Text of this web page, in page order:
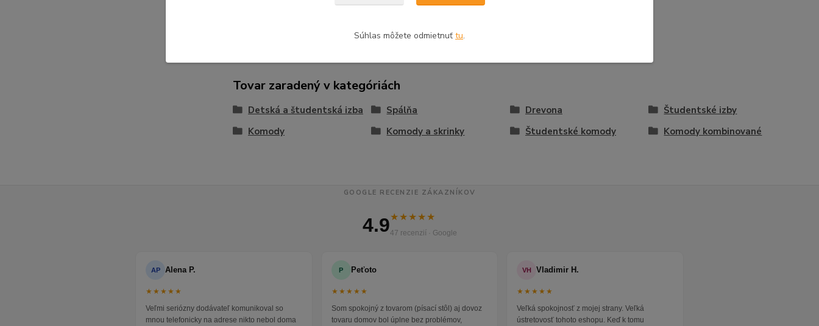
Tovar zaradený v kategóriách
Detská a študentská izba Spálňa Drevona
Študentské izby
Komody
Komody a skrinky Študentské komody Komody kombinované
GOOGLE RECENZIE ZÁKAZNÍKOV
4.9★★★★★
47 recenzií · Google
AP Alena P.
★★★★★
Veľmi seriózny dodávateľ komunikoval so
mnou telefonicky na adrese nikto nebol doma
P Peťoto
★★★★★
Som spokojný z tovarom (písací stôl) aj dovoz
tovaru domov bol úplne bez problémov,
VH Vladimir H.
★★★★★
Veľká spokojnosť z mojej strany. Veľká
ústretovosť tohoto eshopu. Keď k tomu
Súhlas môžete odmietnuť tu.